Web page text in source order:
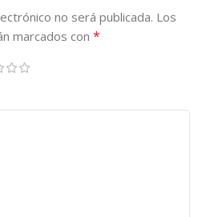
no será publicada. Los
marcados con *